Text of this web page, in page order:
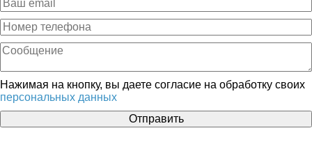
Нажимая на кнопку, вы даете согласие на обработку своих
персональных данных
Отправить